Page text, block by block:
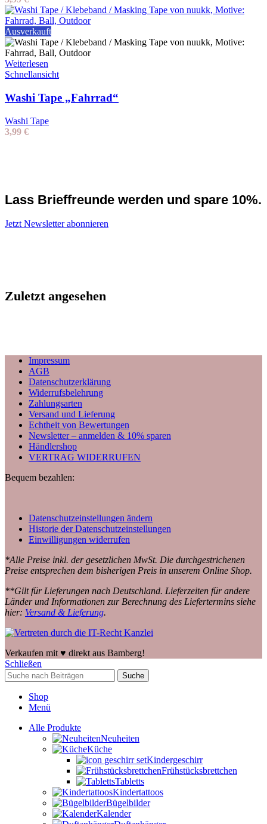
Ausverkauft
Weiterlesen
Schnellansicht
Washi Tape „Fahrrad“
Washi Tape
3,99 €
Lass Brieffreunde werden und spare 10%.
Jetzt Newsletter abonnieren
Zuletzt angesehen
Impressum
AGB
Datenschutzerklärung
Widerrufsbelehrung
Zahlungsarten
Versand und Lieferung
Echtheit von Bewertungen
Newsletter – anmelden & 10% sparen
Händlershop
VERTRAG WIDERRUFEN
Bequem bezahlen:
Datenschutzeinstellungen ändern
Historie der Datenschutzeinstellungen
Einwilligungen widerrufen
*Alle Preise inkl. der gesetzlichen MwSt. Die durchgestrichenen
Preise entsprechen dem bisherigen Preis in unserem Online Shop.
**Gilt für Lieferungen nach Deutschland. Lieferzeiten für andere
Länder und Informationen zur Berechnung des Liefertermins siehe
hier: Versand & Lieferung.
Verkaufen mit ♥️ direkt aus Bamberg!
Schließen
Suche
Shop
Menü
Alle Produkte
Neuheiten
Küche
Kindergeschirr
Frühstücksbrettchen
Tabletts
Kindertattoos
Bügelbilder
Kalender